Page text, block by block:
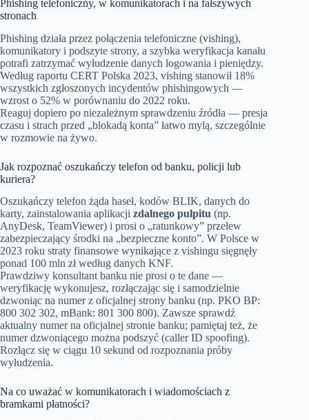
Phishing telefoniczny, w komunikatorach i na fałszywych
stronach
Phishing działa przez połączenia telefoniczne (vishing),
komunikatory i podszyte strony, a szybka weryfikacja kanału
potrafi zatrzymać wyłudzenie danych logowania i pieniędzy.
Według raportu CERT Polska 2023, vishing stanowił 18%
wszystkich zgłoszonych incydentów phishingowych —
wzrost o 52% w porównaniu do 2022 roku.
Reaguj dopiero po niezależnym sprawdzeniu źródła — presja
czasu i strach przed „blokadą konta” łatwo mylą, szczególnie
w rozmowie na żywo.
Jak rozpoznać oszukańczy telefon od banku, policji lub
kuriera?
Oszukańczy telefon żąda haseł, kodów BLIK, danych do
karty, zainstalowania aplikacji zdalnego pulpitu (np.
AnyDesk, TeamViewer) i prosi o „ratunkowy” przelew
zabezpieczający środki na „bezpieczne konto”. W Polsce w
2023 roku straty finansowe wynikające z vishingu sięgnęły
ponad 100 mln zł według danych KNF.
Prawdziwy konsultant banku nie prosi o te dane —
weryfikację wykonujesz, rozłączając się i samodzielnie
dzwoniąc na numer z oficjalnej strony banku (np. PKO BP:
800 302 302, mBank: 801 300 800). Zawsze sprawdź
aktualny numer na oficjalnej stronie banku; pamiętaj też, że
numer dzwoniącego można podszyć (caller ID spoofing).
Rozłącz się w ciągu 10 sekund od rozpoznania próby
wyłudzenia.
Na co uważać w komunikatorach i wiadomościach z
bramkami płatności?